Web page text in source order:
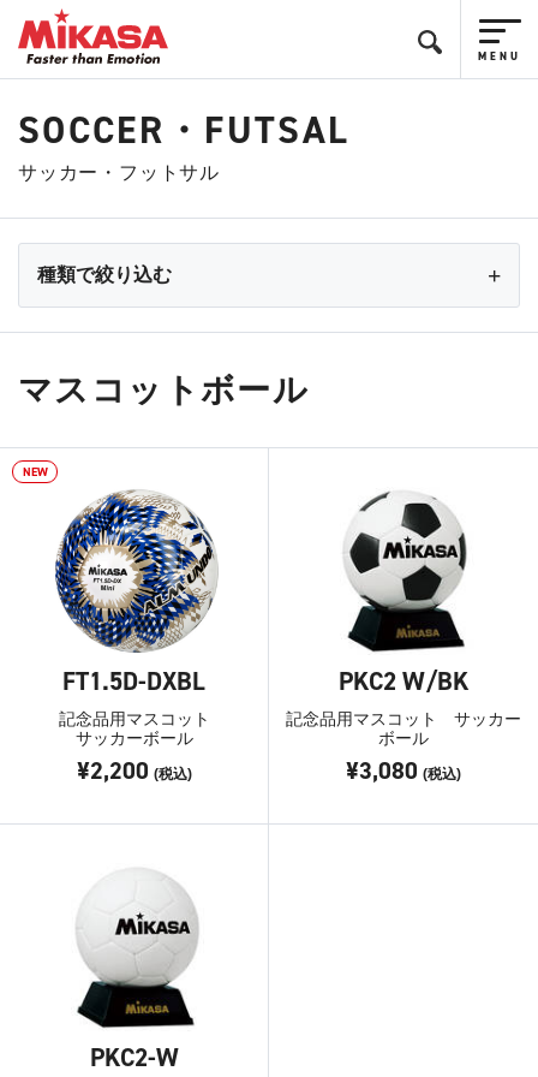
SOCCER・FUTSAL
サッカー・フットサル
マスコットボール
NEW
FT1.5D-DXBL
記念品用マスコット
サッカーボール
¥2,200 (税込)
PKC2 W/BK
記念品用マスコット サッカー
ボール
¥3,080 (税込)
PKC2-W
種類で絞り込む